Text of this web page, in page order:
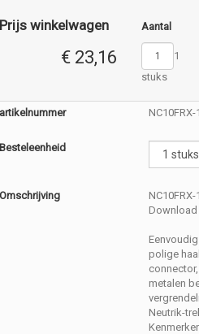
Prijs winkelwagen
€ 23,16
Aantal
1
stuks
artikelnummer NC10FRX-
Besteleenheid
Omschrijving
NC10FRX-
polige
metalen
Neutrik-